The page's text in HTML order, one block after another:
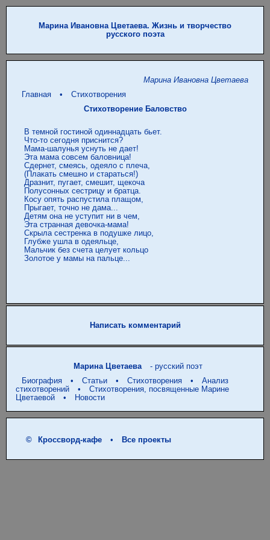
Марина Ивановна Цветаева. Жизнь и творчество
русского поэта
Марина Ивановна Цветаева
Главная
•
Стихотворения
Стихотворение Баловство
В темной гостиной одиннадцать бьет.
Что-то сегодня приснится?
Мама-шалунья уснуть не дает!
Эта мама совсем баловница!
Сдернет, смеясь, одеяло с плеча,
(Плакать смешно и стараться!)
Дразнит, пугает, смешит, щекоча
Полусонных сестрицу и братца.
Косу опять распустила плащом,
Прыгает, точно не дама...
Детям она не уступит ни в чем,
Эта странная девочка-мама!
Скрыла сестренка в подушке лицо,
Глубже ушла в одеяльце,
Мальчик без счета целует кольцо
Золотое у мамы на пальце...
Написать комментарий
Марина Цветаева
- русский поэт
Биография
• Статьи • Стихотворения •
Анализ
стихотворений
•
Стихотворения, посвященные Марине
Цветаевой
• Новости
© Кроссворд-кафе • Все проекты